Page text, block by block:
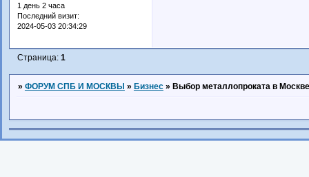
1 день 2 часа
Последний визит:
2024-05-03 20:34:29
Страница: 1
» ФОРУМ СПБ И МОСКВЫ » Бизнес » Выбор металлопроката в